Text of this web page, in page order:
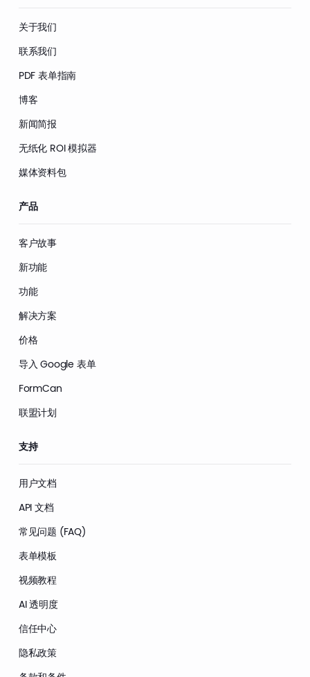
关于我们
联系我们
PDF 表单指南
博客
新闻简报
无纸化 ROI 模拟器
媒体资料包
产品
客户故事
新功能
功能
解决方案
价格
导入 Google 表单
FormCan
联盟计划
支持
用户文档
API 文档
常见问题 (FAQ)
表单模板
视频教程
AI 透明度
信任中心
隐私政策